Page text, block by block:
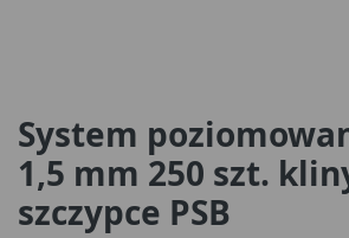
System
1,5 mm 250 szt.
szczypce PSB